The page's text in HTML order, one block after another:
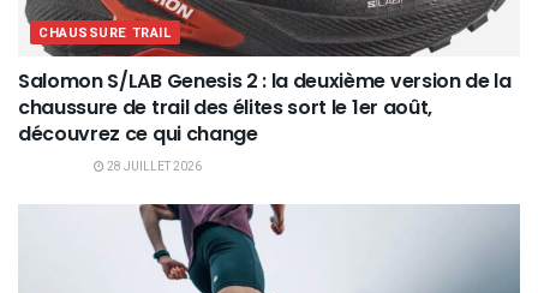
CHAUSSURE TRAIL
Salomon S/LAB Genesis 2 : la deuxième version de la
chaussure de trail des élites sort le 1er août,
découvrez ce qui change
28 JUILLET 2026